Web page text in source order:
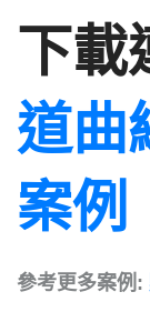
下載
道曲
案例
參考更多案例: